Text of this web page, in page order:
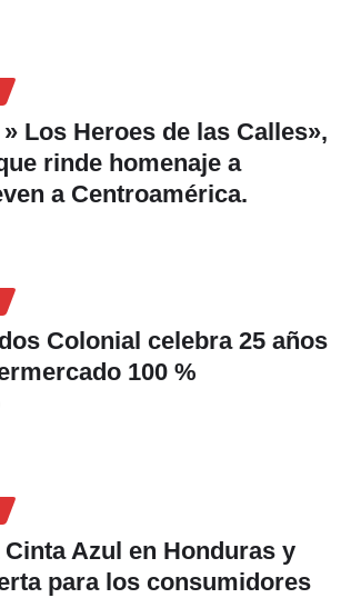
Los Heroes de las Calles»,
rinde homenaje a
a Centroamérica.
Colonial celebra 25 años
100 %
Azul en Honduras y
para los consumidores